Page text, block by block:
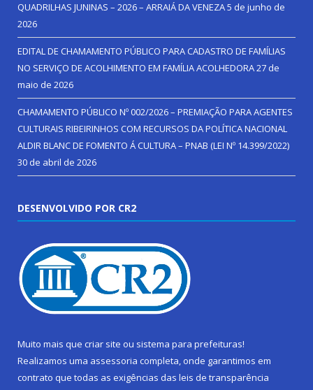
QUADRILHAS JUNINAS – 2026 – ARRAIÁ DA VENEZA5 de junho de
2026
EDITAL DE CHAMAMENTO PÚBLICO PARA CADASTRO DE FAMÍLIAS
NO SERVIÇO DE ACOLHIMENTO EM FAMÍLIA ACOLHEDORA27 de
maio de 2026
CHAMAMENTO PÚBLICO Nº 002/2026 – PREMIAÇÃO PARA AGENTES
CULTURAIS RIBEIRINHOS COM RECURSOS DA POLÍTICA NACIONAL
ALDIR BLANC DE FOMENTO Á CULTURA – PNAB (LEI Nº 14.399/2022)
30 de abril de 2026
DESENVOLVIDO POR CR2
Muito mais que criar site ou sistema para prefeituras!
Realizamos uma assessoria completa, onde garantimos em
contrato que todas as exigências das leis de transparência